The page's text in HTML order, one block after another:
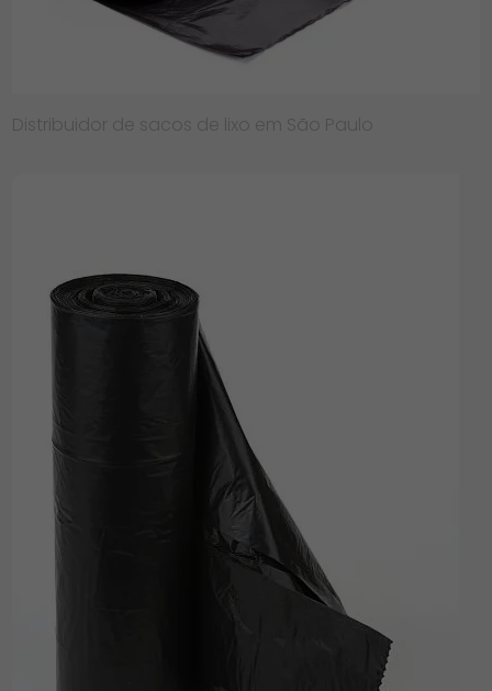
Distribuidor de sacos de lixo em São Paulo